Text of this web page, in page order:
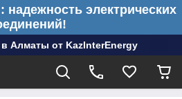
электрических
Алматы от KazInterEnergy